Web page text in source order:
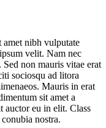
amet nibh vulputate
velit. Nam nec
non mauris vitae erat
sociosqu ad litora
Mauris in erat
sit amet a
auctor eu in elit. Class
nostra.